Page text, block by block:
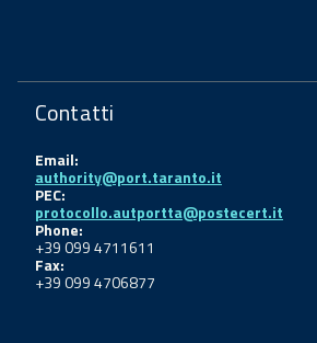
Contatti
Email:
authority@port.taranto.it
PEC:
protocollo.autportta@postecert.it
Phone:
+39 099 4711611
Fax:
+39 099 4706877